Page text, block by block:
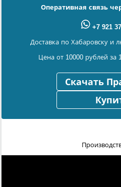
Оперативная связь
+7 921
Доставка по Хабаровску и
Цена от 10000 рублей за
Скачать